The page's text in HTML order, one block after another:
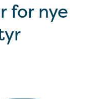
for nye